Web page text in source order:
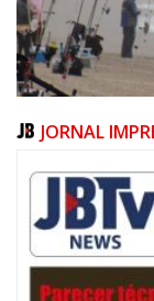
06/08/2026 | 07:00
Festival de Pesca
JORNAL